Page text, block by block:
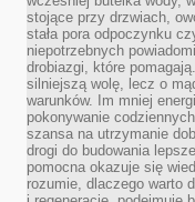
stojące przy drzwiach,
stała pora odpoczynku
niepotrzebnych
drobiazgi, które
silniejszą wolę, lecz o
warunków. Im mniej
pokonywanie
szansa na utrzymanie
drogi do budowania
pomocna okazuje się
rozumie, dlaczego warto